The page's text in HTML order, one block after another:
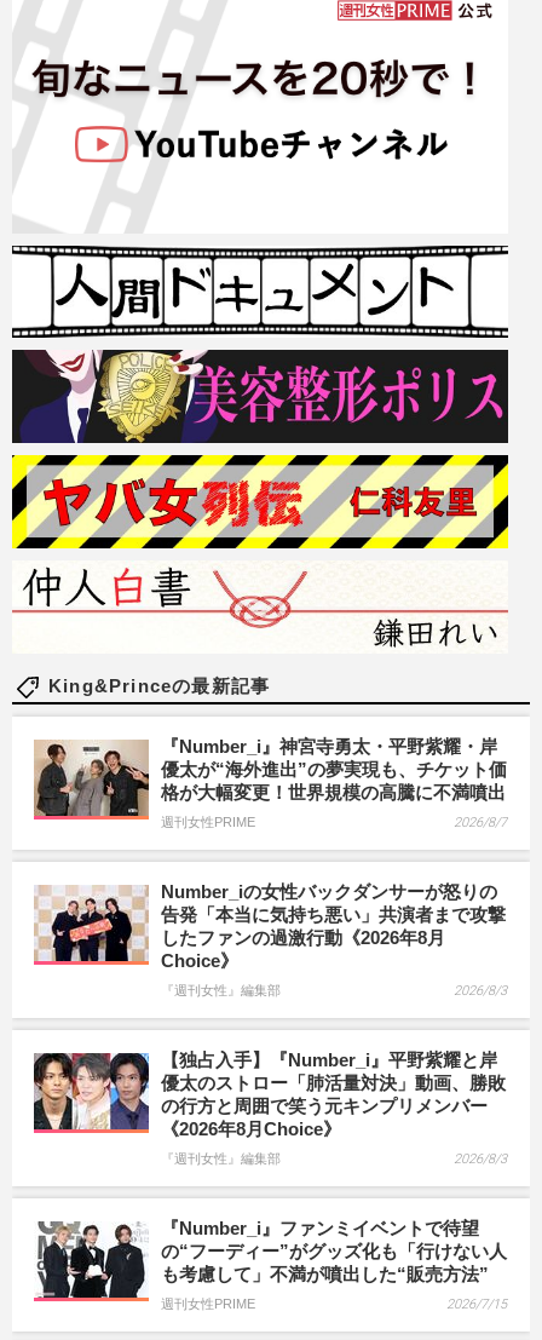
King&Princeの最新記事
『Number_i』神宮寺勇太・平野紫耀・岸
優太が“海外進出”の夢実現も、チケット価
格が大幅変更！世界規模の高騰に不満噴出
週刊女性PRIME 2026/8/7
Number_iの女性バックダンサーが怒りの
告発「本当に気持ち悪い」共演者まで攻撃
したファンの過激行動《2026年8月
Choice》
『週刊女性』編集部 2026/8/3
【独占入手】『Number_i』平野紫耀と岸
優太のストロー「肺活量対決」動画、勝敗
の行方と周囲で笑う元キンプリメンバー
《2026年8月Choice》
『週刊女性』編集部 2026/8/3
『Number_i』ファンミイベントで待望
の“フーディー”がグッズ化も「行けない人
も考慮して」不満が噴出した“販売方法”
週刊女性PRIME 2026/7/15